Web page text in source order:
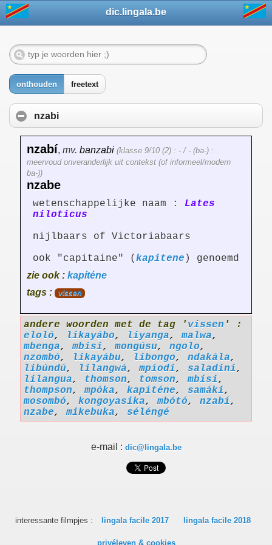
dic.lingala.be
onthouden freetext
nzabi
nzabí, mv. banzabi (klasse 9/10 (2) : - / - (ba-) :
meervoud onveranderlijk uit contekst (of informeel/modern
ba-))
nzabe
wetenschappelijke naam : Lates
niloticus
nijlbaars of Victoriabaars
ook "capitaine" ( kapitene ) genoemd
zie ook : kapíténe
tags :
vissen
andere woorden met de tag ' vissen ' :
eloló, likayábo, liyanga,malwa,
mbenga,mbisi,mongúsu, ngolo,
nzombó, likayábu, libongo, ndakála,
libúndú, lilangwá,mpíodi, saladini,
lilangua, thomson, tomson,mbisi,
thompson,mpóka, kapíténe, samáki,
mosombó, kongoyasika,mbótó, nzabí,
nzabe,mikebuka, séléngé
e-mail : dic@lingala.be
interessante filmpjes : lingala facile 2017 lingala facile 2018
privéleven & cookies